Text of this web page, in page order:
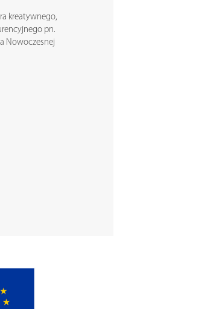
kreatywnego,
pn.
Nowoczesnej